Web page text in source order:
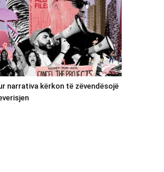
narrativa kërkon të zëvendësojë